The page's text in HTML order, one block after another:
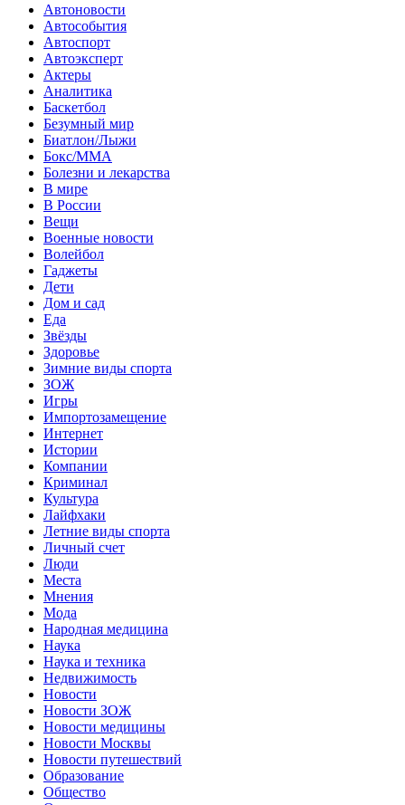
Автоновости
Автособытия
Автоспорт
Автоэксперт
Актеры
Аналитика
Баскетбол
Безумный мир
Биатлон/Лыжи
Бокс/MMA
Болезни и лекарства
В мире
В России
Вещи
Военные новости
Волейбол
Гаджеты
Дети
Дом и сад
Еда
Звёзды
Здоровье
Зимние виды спорта
ЗОЖ
Игры
Импортозамещение
Интернет
Истории
Компании
Криминал
Культура
Лайфхаки
Летние виды спорта
Личный счет
Люди
Места
Мнения
Мода
Народная медицина
Наука
Наука и техника
Недвижимость
Новости
Новости ЗОЖ
Новости медицины
Новости Москвы
Новости путешествий
Образование
Общество